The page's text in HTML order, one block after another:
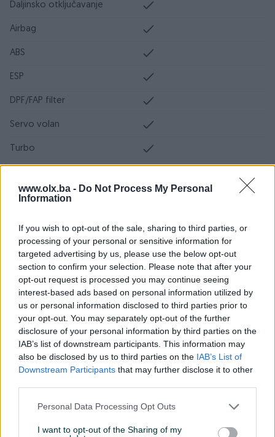
www.olx.ba - Do Not Process My Personal
Information
If you wish to opt-out of the sale, sharing to third parties, or
processing of your personal or sensitive information for
targeted advertising by us, please use the below opt-out
section to confirm your selection. Please note that after your
opt-out request is processed you may continue seeing
interest-based ads based on personal information utilized by
us or personal information disclosed to third parties prior to
your opt-out. You may separately opt-out of the further
disclosure of your personal information by third parties on the
IAB’s list of downstream participants. This information may
also be disclosed by us to third parties on the IAB’s List of
Downstream Participants that may further disclose it to other
Personal Data Processing Opt Outs
I want to opt-out of the Sharing of my
Daljinsko otključavanje
Airbag
ABS
ESP
DPF/FAP filter
Servo volan
Turbo
Datum objave 02.03.2024
Oprema
Klimatizacija Dvozonska
Muzika/ozvučenje
Vrsta enterijera Platno
Svjetla Halogena
Metalik